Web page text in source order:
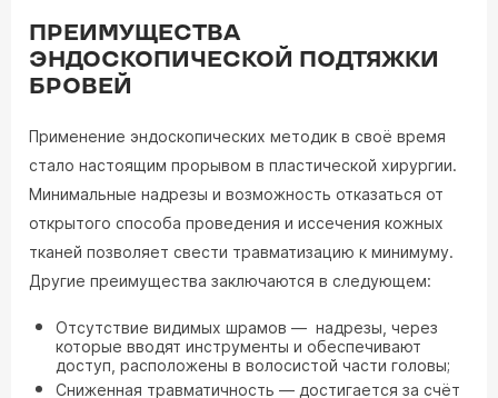
ПРЕИМУЩЕСТВА
ЭНДОСКОПИЧЕСКОЙ ПОДТЯЖКИ
БРОВЕЙ
Применение эндоскопических методик в своё время
стало настоящим прорывом в пластической хирургии.
Минимальные надрезы и возможность отказаться от
открытого способа проведения и иссечения кожных
тканей позволяет свести травматизацию к минимуму.
Другие преимущества заключаются в следующем:
Отсутствие видимых шрамов — надрезы, через
которые вводят инструменты и обеспечивают
доступ, расположены в волосистой части головы;
Сниженная травматичность — достигается за счёт